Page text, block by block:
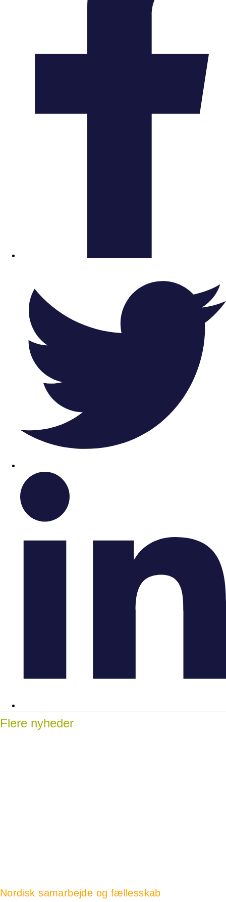
Flere nyheder
Nordisk samarbejde og fællesskab